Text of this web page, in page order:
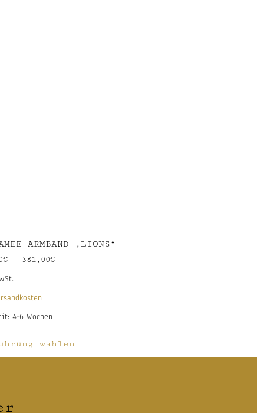
ARMBAND „LIONS“
€ – 381,00€
4-6 Wochen
wählen